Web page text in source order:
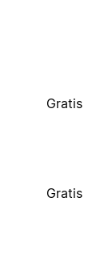
Gratis
Gratis